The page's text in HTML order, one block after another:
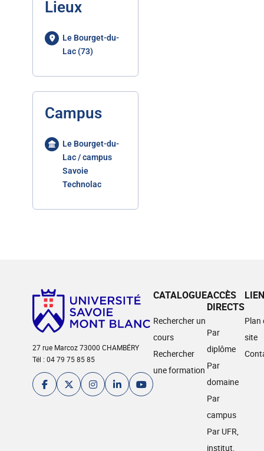
Lieux
Le Bourget-du-
Lac (73)
Campus
Le Bourget-du-
Lac / campus
Savoie
Technolac
27 rue Marcoz 73000 CHAMBÉRY
Tél : 04 79 75 85 85
CATALOGUE
Rechercher un
cours
Rechercher
une formation
ACCÈS
DIRECTS
Par
diplôme
Par
domaine
Par
campus
Par UFR,
institut,
Plan
site